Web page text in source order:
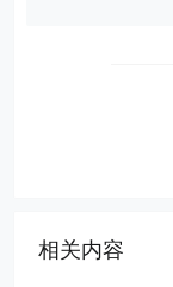
相关内容